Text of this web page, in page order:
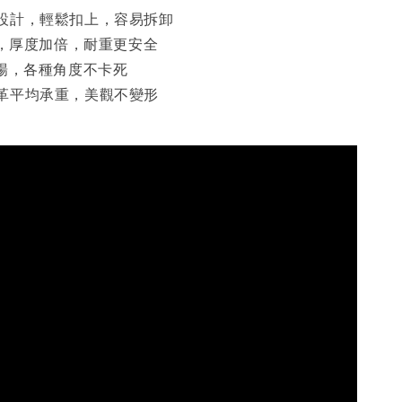
計，輕鬆扣上，容易拆卸
厚度加倍，耐重更安全
，各種角度不卡死
平均承重，美觀不變形